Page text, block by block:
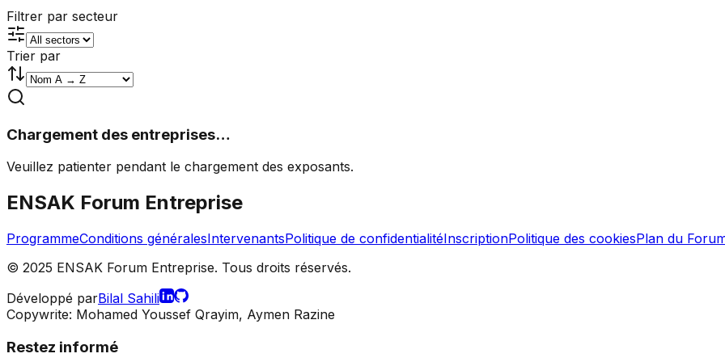
Filtrer par secteur
Trier par
Chargement des entreprises…
Veuillez patienter pendant le chargement des exposants.
ENSAK Forum Entreprise
ProgrammeConditions généralesIntervenantsPolitique de confidentialitéInscriptionPolitique des cookiesPlan du
© 2025 ENSAK Forum Entreprise. Tous droits réservés.
Développé parBilal Sahili
Copywrite: Mohamed Youssef Qrayim, Aymen Razine
Restez informé